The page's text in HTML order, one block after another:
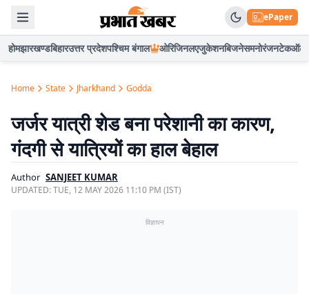
ePaper
होमझारखण्डबिहारउत्तर प्रदेशपश्चिम बंगाल ओरिजिनलएजुकेशनबिजनेसमनोरंजनटेकऑटो
Home State Jharkhand Godda
जर्जर यात्री शेड बना परेशानी का कारण,
गंदगी से यात्रियों का हाल बेहाल
Author SANJEET KUMAR
UPDATED:TUE, 12 MAY 2026 11:10 PM (IST)
विज्ञापन